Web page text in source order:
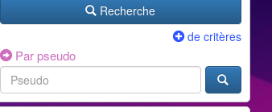
Recherche
de critères
Par pseudo